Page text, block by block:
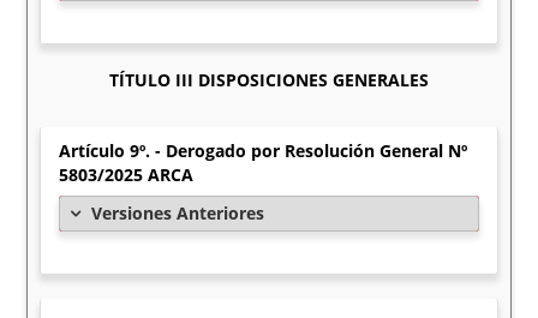
TÍTULO III DISPOSICIONES GENERALES
Artículo 9º. - Derogado por Resolución General Nº
5803/2025 ARCA
Versiones Anteriores